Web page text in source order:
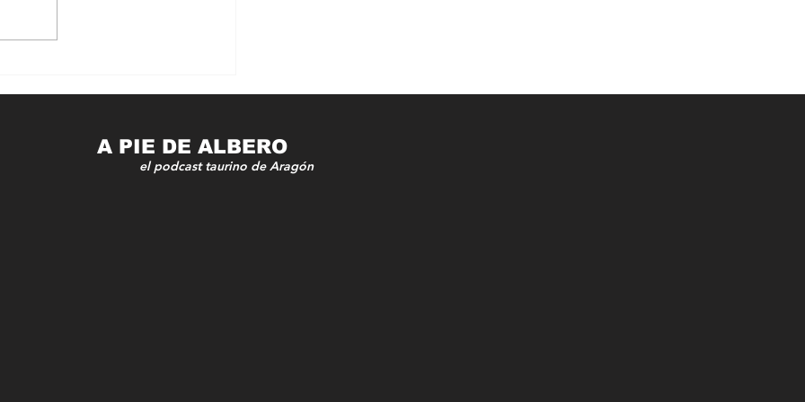
DEL 1 DE MAYOA PIE DE ALBERO
el podcast taurino de Aragón